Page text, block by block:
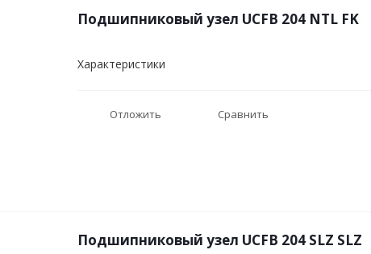
Подшипниковый узел UCFB 204 NTL FK
Характеристики
Отложить Сравнить
Подшипниковый узел UCFB 204 SLZ SLZ